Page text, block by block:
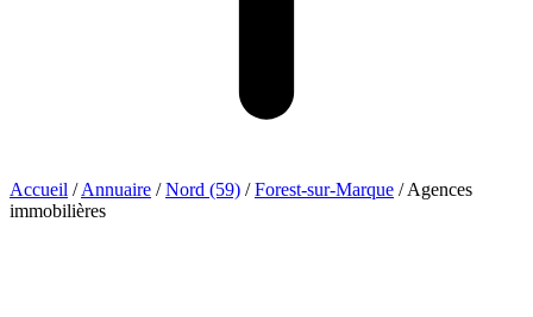
Accueil / Annuaire / Nord (59) / Forest-sur-Marque / Agences
immobilières